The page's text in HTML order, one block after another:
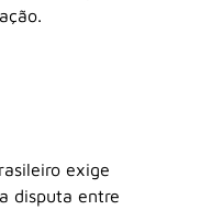
exige
disputa entre